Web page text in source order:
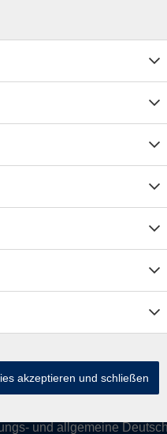
9–12.30 Uhr
nachmittags:13.30–17
für Beratung nach
des
Uhr
Frgeschlossen
und allgemeine
akzeptieren und schließen